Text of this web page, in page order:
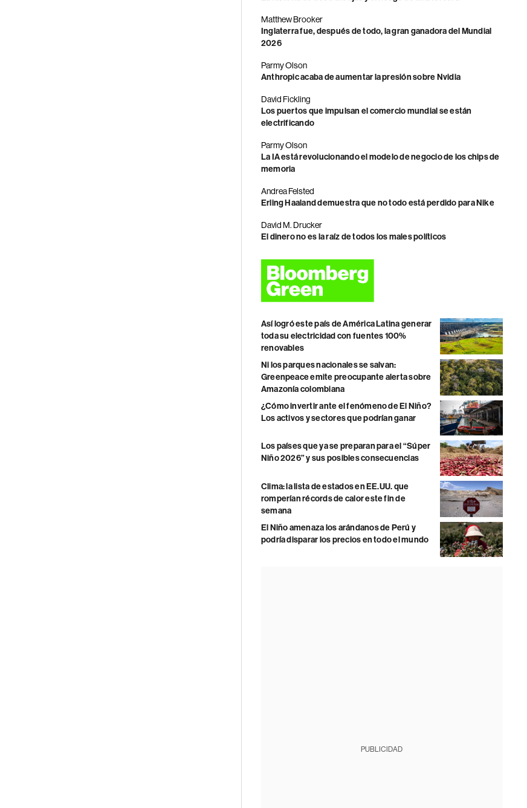
Matthew Brooker
Inglaterra fue, después de todo, la gran ganadora del Mundial
2026
Parmy Olson
Anthropic acaba de aumentar la presión sobre Nvidia
David Fickling
Los puertos que impulsan el comercio mundial se están
electrificando
Parmy Olson
La IA está revolucionando el modelo de negocio de los chips de
memoria
Andrea Felsted
Erling Haaland demuestra que no todo está perdido para Nike
David M. Drucker
El dinero no es la raíz de todos los males políticos
Así logró este país de América Latina generar
toda su electricidad con fuentes 100%
renovables
Ni los parques nacionales se salvan:
Greenpeace emite preocupante alerta sobre
Amazonía colombiana
¿Cómo invertir ante el fenómeno de El Niño?
Los activos y sectores que podrían ganar
Los países que ya se preparan para el “Súper
Niño 2026” y sus posibles consecuencias
Clima: la lista de estados en EE.UU. que
romperían récords de calor este fin de
semana
El Niño amenaza los arándanos de Perú y
podría disparar los precios en todo el mundo
PUBLICIDAD